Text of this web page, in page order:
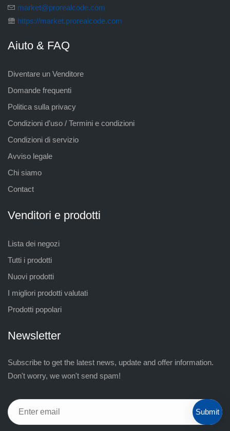
market@prorealcode.com
https://market.prorealcode.com
Aiuto & FAQ
Diventare un Venditore
Domande frequenti
Politica sulla privacy
Condizioni d’uso / Termini e condizioni
Condizioni di servizio
Avviso legale
Chi siamo
Contact
Venditori e prodotti
Lista dei negozi
Tutti i prodotti
Nuovi prodotti
I migliori prodotti valutati
Prodotti popolari
Newsletter
Subscribe to get the latest news, update and offer information.
Don't worry, we won't send spam!
Submit